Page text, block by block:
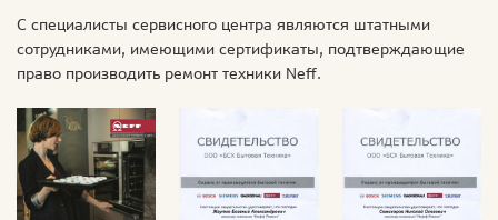
С специалисты сервисного центра являются штатными
сотрудниками, имеющими сертификаты, подтверждающие
право производить ремонт техники Neff.